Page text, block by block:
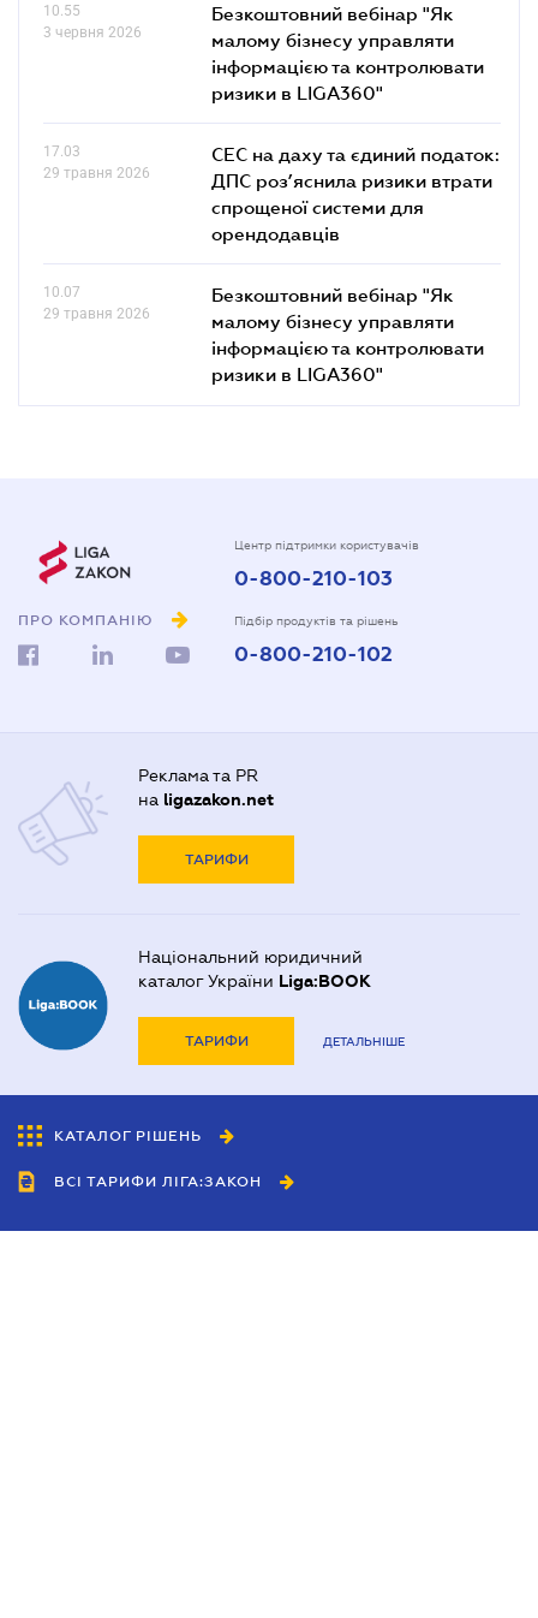
10.55
3 червня 2026
Безкоштовний вебінар "Як
малому бізнесу управляти
інформацією та контролювати
ризики в LIGA360"
17.03
29 травня 2026
СЕС на даху та єдиний податок:
ДПС роз’яснила ризики втрати
спрощеної системи для
орендодавців
10.07
29 травня 2026
Безкоштовний вебінар "Як
малому бізнесу управляти
інформацією та контролювати
ризики в LIGA360"
ПРО КОМПАНІЮ
Центр підтримки користувачів
0-800-210-103
Підбір продуктів та рішень
0-800-210-102
Реклама та PR
на ligazakon.net
ТАРИФИ
Національний юридичний
каталог України Liga:BOOK
ТАРИФИ ДЕТАЛЬНІШЕ
КАТАЛОГ РІШЕНЬ
ВСІ ТАРИФИ ЛІГА:ЗАКОН